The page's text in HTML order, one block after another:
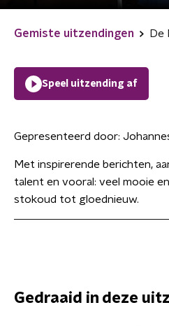
Gemiste uitzendingen De
Speel uitzending af
Gepresenteerd door:
Met inspirerende berichten,
talent en vooral: veel mooie
stokoud tot gloednieuw.
Gedraaid in deze